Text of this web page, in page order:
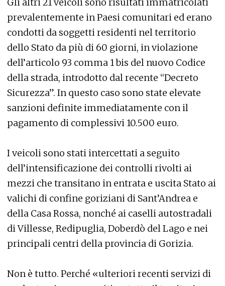
prevalentemente in Paesi comunitari ed erano
condotti da soggetti residenti nel territorio
dello Stato da più di 60 giorni, in violazione
dell’articolo 93 comma 1 bis del nuovo Codice
della strada, introdotto dal recente “Decreto
Sicurezza”. In questo caso sono state elevate
sanzioni definite immediatamente con il
pagamento di complessivi 10.500 euro.
I veicoli sono stati intercettati a seguito
dell’intensificazione dei controlli rivolti ai
mezzi che transitano in entrata e uscita Stato ai
valichi di confine goriziani di Sant’Andrea e
della Casa Rossa, nonché ai caselli autostradali
di Villesse, Redipuglia, Doberdò del Lago e nei
principali centri della provincia di Gorizia.
Non è tutto. Perché «ulteriori recenti servizi di